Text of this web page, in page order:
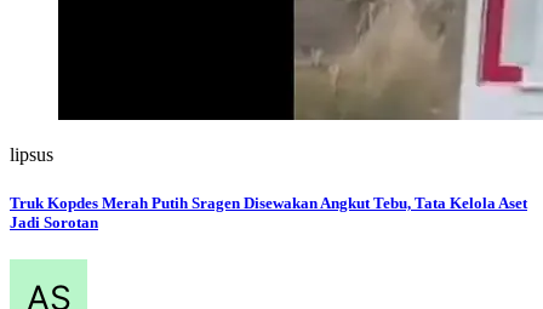
lipsus
Truk Kopdes Merah Putih Sragen Disewakan Angkut Tebu, Tata Kelola Aset
Jadi Sorotan